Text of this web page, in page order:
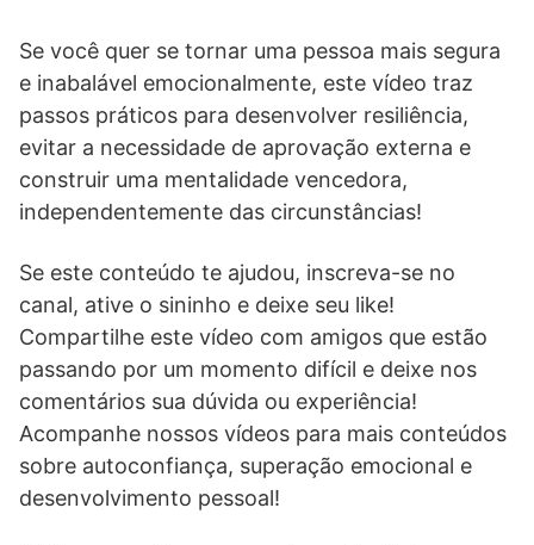
Se você quer se tornar uma pessoa mais segura
e inabalável emocionalmente, este vídeo traz
passos práticos para desenvolver resiliência,
evitar a necessidade de aprovação externa e
construir uma mentalidade vencedora,
independentemente das circunstâncias!
Se este conteúdo te ajudou, inscreva-se no
canal, ative o sininho e deixe seu like!
Compartilhe este vídeo com amigos que estão
passando por um momento difícil e deixe nos
comentários sua dúvida ou experiência!
Acompanhe nossos vídeos para mais conteúdos
sobre autoconfiança, superação emocional e
desenvolvimento pessoal!